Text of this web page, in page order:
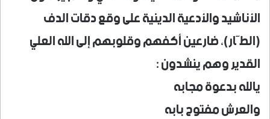
الأناشيد والأدعية الدينية على وقع دقات الدف
(الطَّار)، ضارعين أكفهم وقلوبهم إلى الله العلي
القدير وهم ينشدون :
يالله بدعوة مجابه
والعرش مفتوح بابه